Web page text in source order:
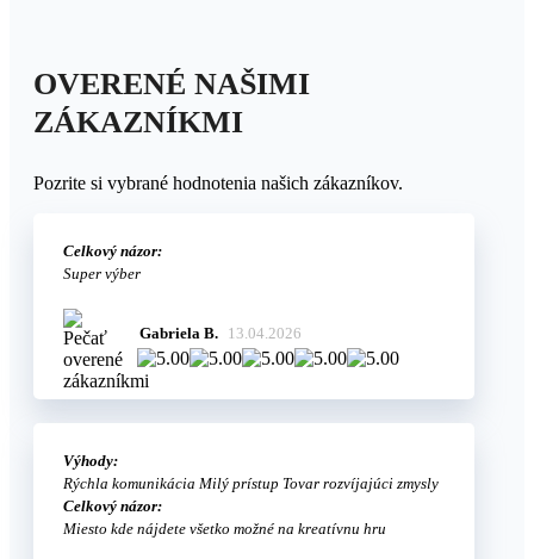
OVERENÉ NAŠIMI
ZÁKAZNÍKMI
Pozrite si vybrané hodnotenia našich zákazníkov.
Celkový názor:
Super výber
Gabriela B. 13.04.2026
Výhody:
Rýchla komunikácia Milý prístup Tovar rozvíjajúci zmysly
Celkový názor:
Miesto kde nájdete všetko možné na kreatívnu hru